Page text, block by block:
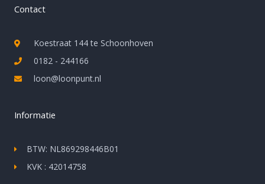
Contact
Koestraat 144 te Schoonhoven
0182 - 244166
loon@loonpunt.nl
Informatie
BTW: NL869298446B01
KVK : 42014758